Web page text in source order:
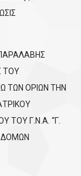
ΤΟΥ
ΤΩΝ ΟΡΙΩΝ ΤΗΝ
ΤΟΥ Γ.Ν.Α. “Γ.
ΔΟΜΩΝ